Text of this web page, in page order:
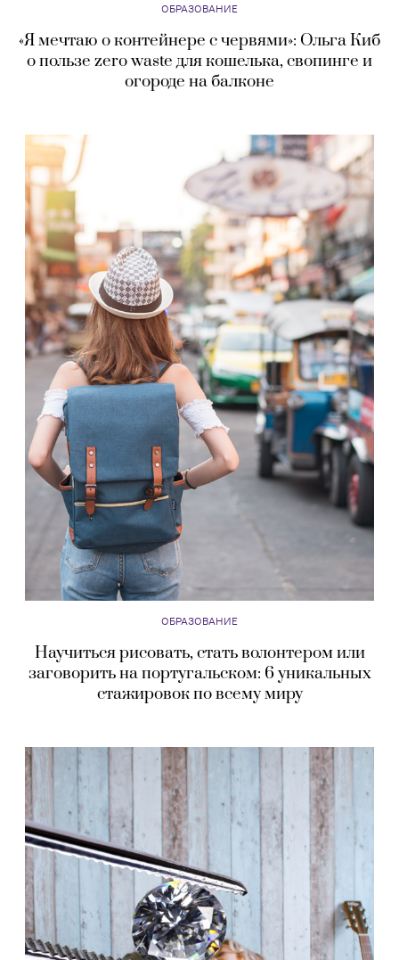
ОБРАЗОВАНИЕ
«Я мечтаю о контейнере с червями»: Ольга Киб
о пользе zero waste для кошелька, свопинге и
огороде на балконе
ОБРАЗОВАНИЕ
Научиться рисовать, стать волонтером или
заговорить на португальском: 6 уникальных
стажировок по всему миру